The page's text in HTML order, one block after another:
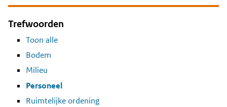
Trefwoorden
Toon alle
Bodem
Milieu
Personeel
Ruimtelijke ordening